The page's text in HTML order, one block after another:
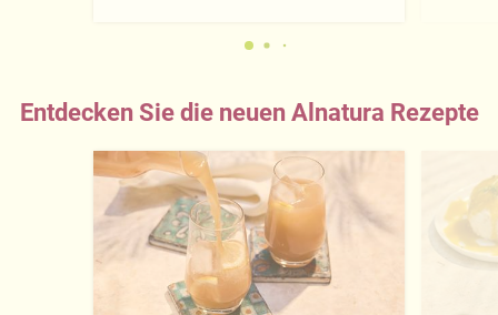
Entdecken Sie die neuen Alnatura Rezepte